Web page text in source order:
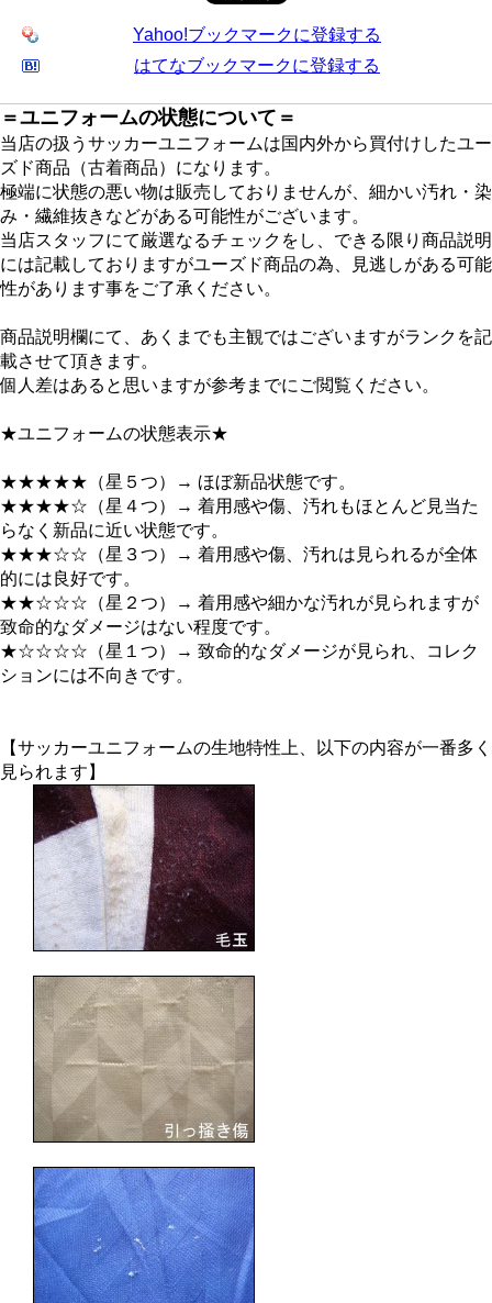
Yahoo!ブックマークに登録する
はてなブックマークに登録する
＝ユニフォームの状態について＝
当店の扱うサッカーユニフォームは国内外から買付けしたユー
ズド商品（古着商品）になります。
極端に状態の悪い物は販売しておりませんが、細かい汚れ・染
み・繊維抜きなどがある可能性がございます。
当店スタッフにて厳選なるチェックをし、できる限り商品説明
には記載しておりますがユーズド商品の為、見逃しがある可能
性があります事をご了承ください。
商品説明欄にて、あくまでも主観ではございますがランクを記
載させて頂きます。
個人差はあると思いますが参考までにご閲覧ください。
★ユニフォームの状態表示★
★★★★★（星５つ）→ ほぼ新品状態です。
★★★★☆（星４つ）→ 着用感や傷、汚れもほとんど見当た
らなく新品に近い状態です。
★★★☆☆（星３つ）→ 着用感や傷、汚れは見られるが全体
的には良好です。
★★☆☆☆（星２つ）→ 着用感や細かな汚れが見られますが
致命的なダメージはない程度です。
★☆☆☆☆（星１つ）→ 致命的なダメージが見られ、コレク
ションには不向きです。
【サッカーユニフォームの生地特性上、以下の内容が一番多く
見られます】